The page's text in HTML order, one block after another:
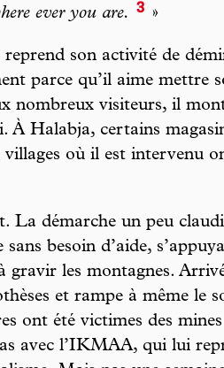
ever you are. 3 »
son activité de
parce qu’il aime mettre
nombreux visiteurs, il
À Halabja, certains
où il est intervenu
La démarche un peu
besoin d’aide,
gravir les montagnes.
et rampe à même le
ont été victimes des
avec l’IKMAA, qui lui